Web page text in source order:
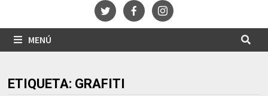
MENÚ
ETIQUETA: GRAFITI